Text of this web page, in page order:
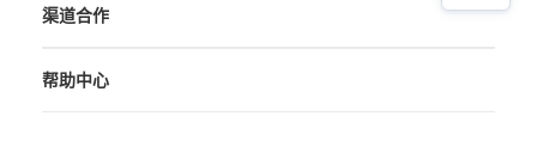
渠道合作
帮助中心